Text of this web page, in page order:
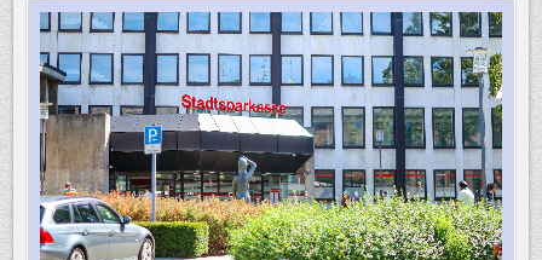
ROBLEM. D
AS W
AR N
OCH A
NDERS I
N D
EN 7
0ER J
AHREN“